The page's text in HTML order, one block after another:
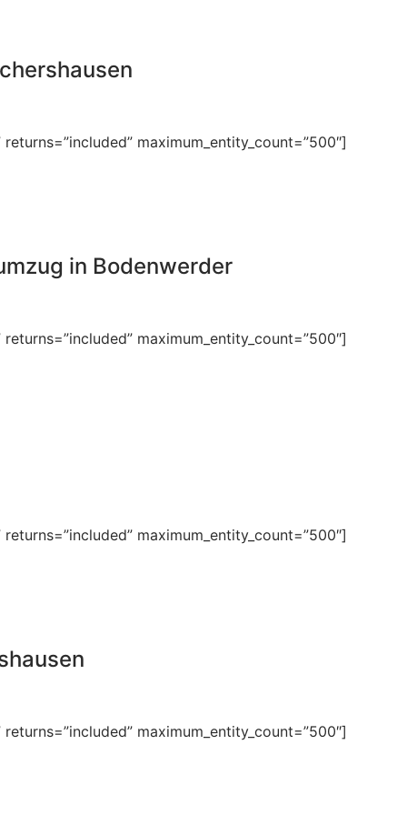
maximum_entity_count=”500″]
in Bodenwerder
maximum_entity_count=”500″]
maximum_entity_count=”500″]
maximum_entity_count=”500″]